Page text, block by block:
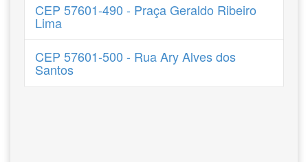
CEP 57601-490 - Praça Geraldo Ribeiro
Lima
CEP 57601-500 - Rua Ary Alves dos
Santos